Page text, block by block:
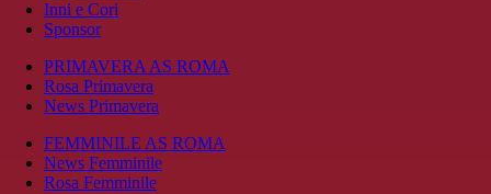
Inni e Cori
Sponsor
PRIMAVERA AS ROMA
Rosa Primavera
News Primavera
FEMMINILE AS ROMA
News Femminile
Rosa Femminile